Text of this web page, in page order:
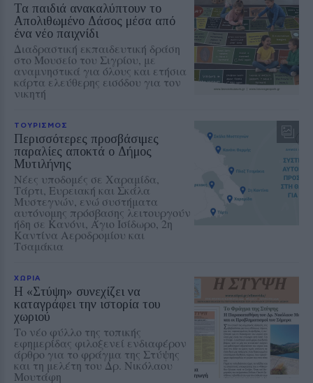
Τα παιδιά ανακαλύπτουν το
Απολιθωμένο Δάσος μέσα από
ένα νέο παιχνίδι
Διαδραστική εκπαιδευτική δράση
στο Μουσείο του Σιγρίου, με
αναμνηστικά για όλους και ετήσια
κάρτα ελεύθερης εισόδου για τον
νικητή
ΤΟΥΡΙΣΜΟΣ
Περισσότερες προσβάσιμες
παραλίες αποκτά ο Δήμος
Μυτιλήνης
Νέες υποδομές σε Χαραμίδα,
Τάρτι, Ευρειακή και Σκάλα
Μυστεγνών, ενώ συστήματα
αυτόνομης πρόσβασης λειτουργούν
ήδη σε Κανόνι, Άγιο Ισίδωρο, 2η
Καντίνα Αεροδρομίου και
Τσαμάκια
ΧΩΡΙΑ
Η «Στύψη» συνεχίζει να
καταγράφει την ιστορία του
χωριού
Το νέο φύλλο της τοπικής
εφημερίδας φιλοξενεί ενδιαφέρον
άρθρο για το φράγμα της Στύψης
και τη μελέτη του Δρ. Νικόλαου
Μουτάφη